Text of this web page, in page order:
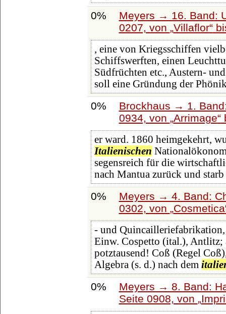
0%
Meyers → 16. Band:
0207, von Villaflor
, eine von Kriegsschiffen
Schiffswerften, einen
Südfrüchten etc., Austern-
soll eine Gründung der
0%
Brockhaus → 1.
0934, von Arrimage
er ward. 1860 heimgekehrt,
Italienischen
segensreich für die
nach Mantua zurück und starb
0%
Meyers → 4. Band:
0302, von Cosmetica
- und
Einw. Cospetto (ital.), Antlitz;
potztausend! Coß (Regel
Algebra (s. d.) nach dem
0%
Meyers → 8. Band:
Seite 0908, von